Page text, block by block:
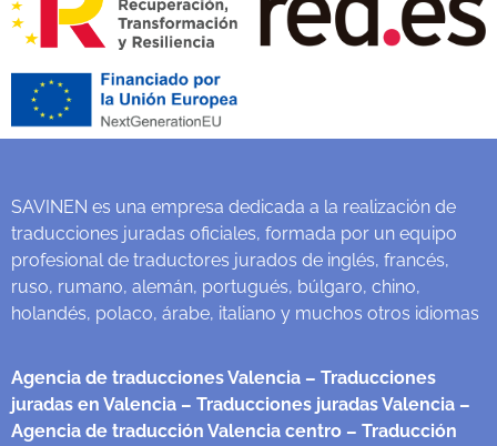
SAVINEN es una empresa dedicada a la realización de
traducciones juradas oficiales, formada por un equipo
profesional de traductores jurados de inglés, francés,
ruso, rumano, alemán, portugués, búlgaro, chino,
holandés, polaco, árabe, italiano y muchos otros idiomas
Agencia de traducciones Valencia – Traducciones
juradas en Valencia – Traducciones juradas Valencia –
Agencia de traducción Valencia centro – Traducción